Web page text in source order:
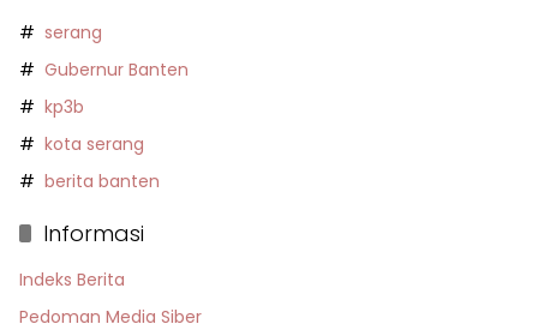
serang
Gubernur Banten
kp3b
kota serang
berita banten
Informasi
Indeks Berita
Pedoman Media Siber